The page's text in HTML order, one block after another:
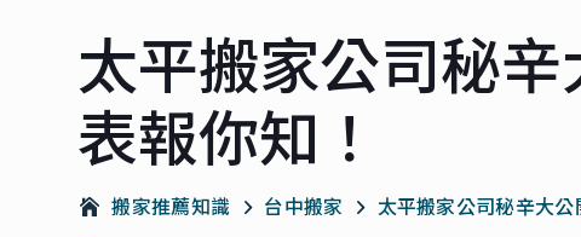
太平搬家公司秘
表報你知！
搬家推薦知識 台中搬家 太平搬家公司秘辛大公